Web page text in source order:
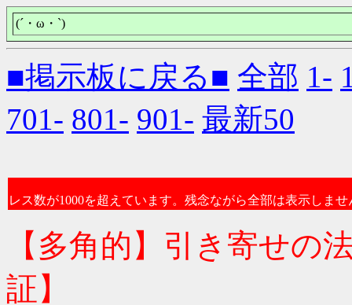
(´・ω・`)
■掲示板に戻る■ 全部 1-
701- 801- 901- 最新50
レス数が1000を超えています。残念ながら全部は表示しませ
【多角的】引き寄せの
証】